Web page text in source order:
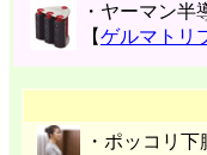
・ヤーマン
【ゲルマトリ
・ポッコリ下